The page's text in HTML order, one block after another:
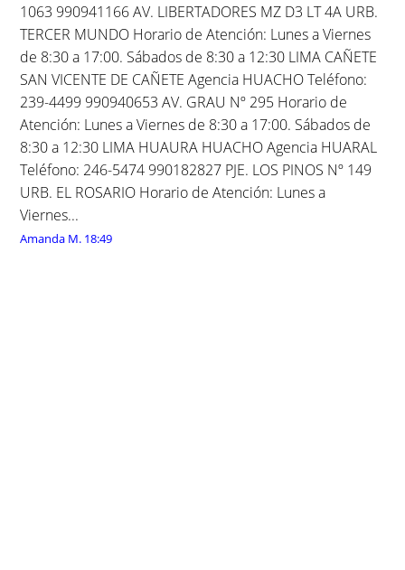
1063 990941166 AV. LIBERTADORES MZ D3 LT 4A URB.
TERCER MUNDO Horario de Atención: Lunes a Viernes
de 8:30 a 17:00. Sábados de 8:30 a 12:30 LIMA CAÑETE
SAN VICENTE DE CAÑETE Agencia HUACHO Teléfono:
239-4499 990940653 AV. GRAU Nº 295 Horario de
Atención: Lunes a Viernes de 8:30 a 17:00. Sábados de
8:30 a 12:30 LIMA HUAURA HUACHO Agencia HUARAL
Teléfono: 246-5474 990182827 PJE. LOS PINOS Nº 149
URB. EL ROSARIO Horario de Atención: Lunes a
Viernes...
Amanda M. 18:49